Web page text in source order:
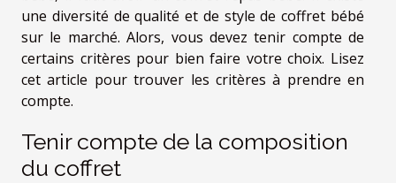
une diversité de qualité et de style de coffret bébé
sur le marché. Alors, vous devez tenir compte de
certains critères pour bien faire votre choix. Lisez
cet article pour trouver les critères à prendre en
compte.
Tenir compte de la composition
du coffret